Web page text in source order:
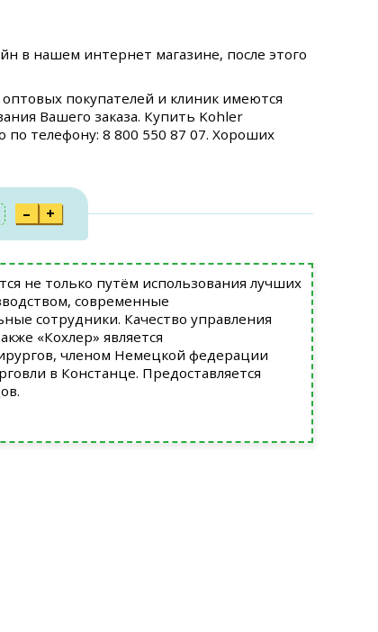
в нашем интернет магазине, после этого
покупателей и клиник имеются
Вашего заказа. Купить Kohler
телефону: 8 800 550 87 07. Хороших
– +
не только путём использования лучших
современные
сотрудники. Качество управления
«Кохлер» является
членом Немецкой федерации
в Констанце. Предоставляется